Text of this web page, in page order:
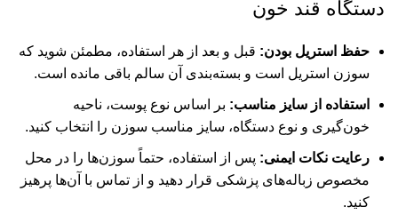
دستگاه قند خون
حفظ استریل بودن: قبل و بعد از هر استفاده، مطمئن شوید که
سوزن استریل است و بسته‌بندی آن سالم باقی مانده است.
استفاده از سایز مناسب: بر اساس نوع پوست، ناحیه
خون‌گیری و نوع دستگاه، سایز مناسب سوزن را انتخاب کنید.
رعایت نکات ایمنی: پس از استفاده، حتماً سوزن‌ها را در محل
مخصوص زباله‌های پزشکی قرار دهید و از تماس با آن‌ها پرهیز
کنید.